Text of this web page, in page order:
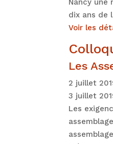
Nancy une
dix ans de
Voir les
Les
2 juillet
3 juillet
Les